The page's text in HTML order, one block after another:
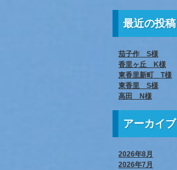
最近の投稿
茄子作 S様
香里ヶ丘 K様
東香里新町 T様
東香里 S様
高田 N様
アーカイブ
2026年8月
2026年7月